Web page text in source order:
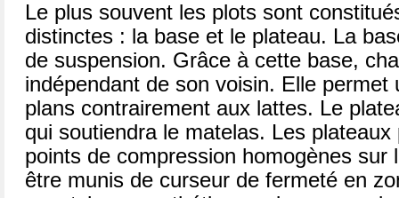
Le plus souvent les plots sont
distinctes : la base et le plateau. La
de suspension. Grâce à cette base,
indépendant de son voisin. Elle permet
plans contrairement aux lattes. Le
qui soutiendra le matelas. Les plateaux
points de compression homogènes sur
être munis de curseur de fermeté en